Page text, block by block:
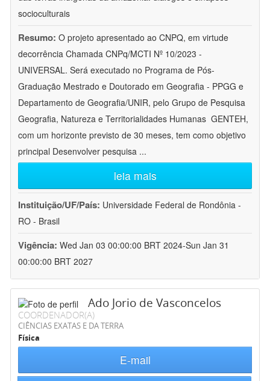
socioculturais
Resumo: O projeto apresentado ao CNPQ, em virtude
decorrência Chamada CNPq/MCTI Nº 10/2023 -
UNIVERSAL. Será executado no Programa de Pós-
Graduação Mestrado e Doutorado em Geografia - PPGG e
Departamento de Geografia/UNIR, pelo Grupo de Pesquisa
Geografia, Natureza e Territorialidades Humanas  GENTEH,
com um horizonte previsto de 30 meses, tem como objetivo
principal Desenvolver pesquisa ...
leia mais
Instituição/UF/País: Universidade Federal de Rondônia -
RO - Brasil
Vigência: Wed Jan 03 00:00:00 BRT 2024-Sun Jan 31
00:00:00 BRT 2027
Ado Jorio de Vasconcelos
COORDENADOR(A)
CIÊNCIAS EXATAS E DA TERRA
Física
E-mail